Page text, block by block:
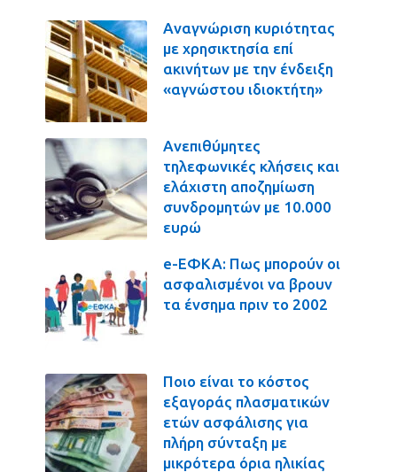
Αναγνώριση κυριότητας
με χρησικτησία επί
ακινήτων με την ένδειξη
«αγνώστου ιδιοκτήτη»
Ανεπιθύμητες
τηλεφωνικές κλήσεις και
ελάχιστη αποζημίωση
συνδρομητών με 10.000
ευρώ
e-ΕΦΚΑ: Πως μπορούν οι
ασφαλισμένοι να βρουν
τα ένσημα πριν το 2002
Ποιο είναι το κόστος
εξαγοράς πλασματικών
ετών ασφάλισης για
πλήρη σύνταξη με
μικρότερα όρια ηλικίας